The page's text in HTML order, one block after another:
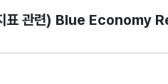
지표 관련) Blue